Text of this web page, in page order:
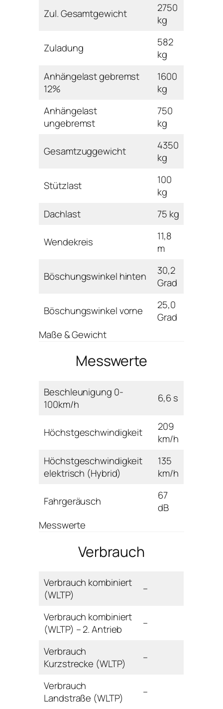
Zul. Gesamtgewicht
2750
kg
Zuladung
582
kg
Anhängelast gebremst
12%
1600
kg
Anhängelast
ungebremst
750
kg
Gesamtzuggewicht
4350
kg
Stützlast
100
kg
Dachlast
75 kg
Wendekreis
11,8
m
Böschungswinkel hinten
30,2
Grad
Böschungswinkel vorne
25,0
Grad
Maße & Gewicht
Messwerte
Beschleunigung 0-
100km/h
6,6 s
Höchstgeschwindigkeit
209
km/h
Höchstgeschwindigkeit
elektrisch (Hybrid)
135
km/h
Fahrgeräusch
67
dB
Messwerte
Verbrauch
Verbrauch kombiniert
(WLTP)
–
Verbrauch kombiniert
(WLTP) – 2. Antrieb
–
Verbrauch
Kurzstrecke (WLTP)
–
Verbrauch
Landstraße (WLTP)
–